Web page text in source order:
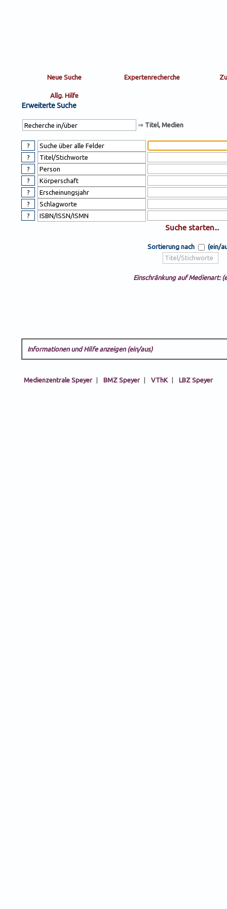
Erweiterte Suche
⇒ Titel, Medien
Sortierung nach (ein/
Einschränkung auf Medienart:
Informationen und Hilfe anzeigen (ein/aus)
Medienzentrale Speyer | BMZ Speyer | VThK | LBZ Speyer